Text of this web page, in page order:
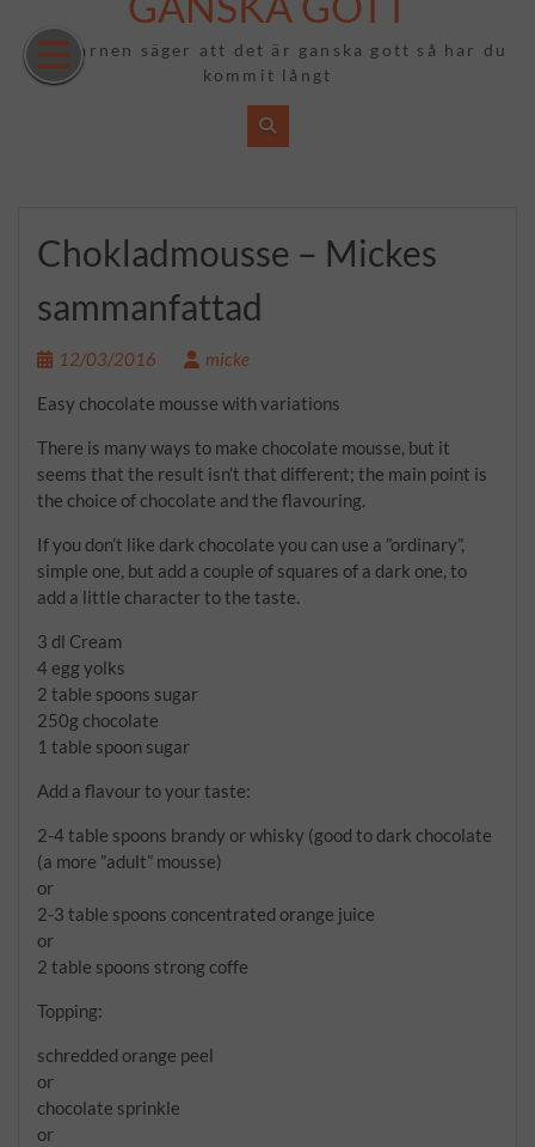
innehåll
Om barnen säger att det är ganska gott så har du
kommit långt
Chokladmousse – Mickes
sammanfattad
12/03/2016 micke
Easy chocolate mousse with variations
There is many ways to make chocolate mousse, but it
seems that the result isn’t that different; the main point is
the choice of chocolate and the flavouring.
If you don’t like dark chocolate you can use a ”ordinary”,
simple one, but add a couple of squares of a dark one, to
add a little character to the taste.
3 dl Cream
4 egg yolks
2 table spoons sugar
250g chocolate
1 table spoon sugar
Add a flavour to your taste:
2-4 table spoons brandy or whisky (good to dark chocolate
(a more ”adult” mousse)
or
2-3 table spoons concentrated orange juice
or
2 table spoons strong coffe
Topping:
schredded orange peel
or
chocolate sprinkle
or